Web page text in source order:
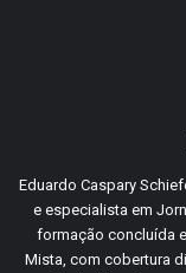
Eduardo Caspary
e especialista em
formação concluída
Mista, com cobertura